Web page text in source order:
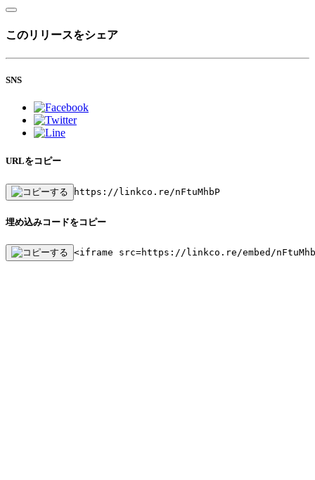
このリリースをシェア
SNS
URLをコピー
https://linkco.re/nFtuMhbP
埋め込みコードをコピー
<iframe src=https://linkco.re/embed/